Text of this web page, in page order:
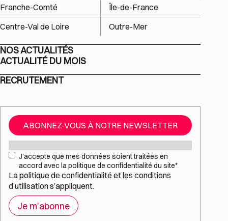
Franche-Comté
Île-de-France
Centre-Val de Loire
Outre-Mer
NOS ACTUALITÉS
ACTUALITÉ DU MOIS
RECRUTEMENT
ABONNEZ-VOUS À NOTRE NEWSLETTER
RGPD*
J’accepte que mes données soient traitées en
accord avec la politique de confidentialité du site*
Lapolitique de confidentialité et les conditions
d’utilisations’appliquent.